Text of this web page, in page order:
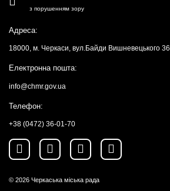
з порушенням зору
Адреса:
18000, м. Черкаси, вул.Байди Вишневецького 36
Електронна пошта:
info@chmr.gov.ua
Телефон:
+38 (0472) 36-01-70
© 2026 Черкаська міська рада